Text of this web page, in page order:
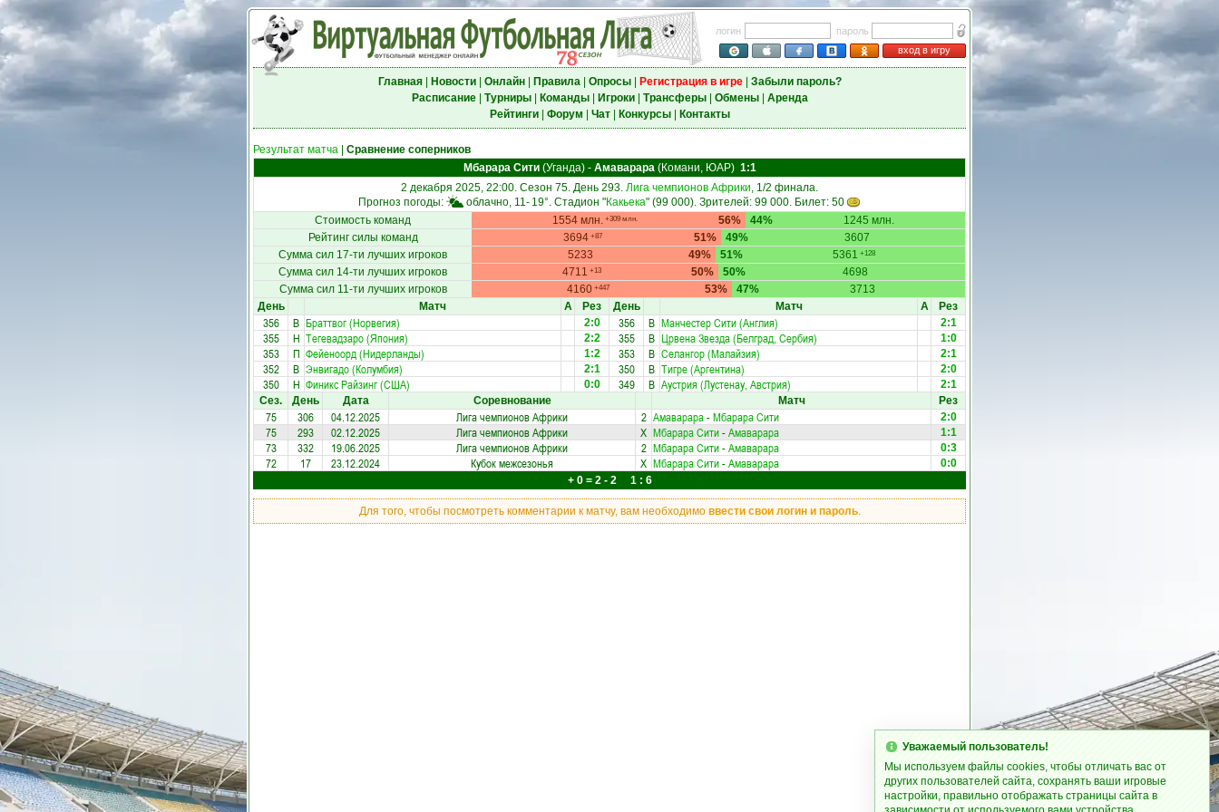
логин
пароль
вход в игру
Главная| Новости| Онлайн| Правила| Опросы| Регистрация в игре| Забыли пароль?
Расписание| Турниры| Команды| Игроки| Трансферы| Обмены| Аренда
Рейтинги| Форум Чат| Конкурсы| Контакты
Результат матча
Сравнение соперников
Мбарара Сити(Уганда)- Амаварара(Комани, ЮАР) 1:1
2 декабря 2025, 22:00. Сезон 75. День 293. Лига чемпионов Африки, 1/2 финала.
Прогноз погоды:
облачно, 11- 19°. Стадион "Какьека" (99 000). Зрителей: 99 000. Билет: 50
Стоимость команд
1554 млн. +309 млн. 56% 1245 млн.
44%
Рейтинг силы команд
3694 +87 51% 3607
49%
Сумма сил 17-ти лучших игроков
5233 49% 5361 +128
51%
Сумма сил 14-ти лучших игроков
4711 +13 50% 4698
50%
Сумма сил 11-ти лучших игроков
4160 +447 53% 3713
47%
День
Матч А Рез
356 В Браттвог (Норвегия) 2:0
355 Н Тегевадзаро (Япония) 2:2
353 П Фейеноорд (Нидерланды) 1:2
352 В Энвигадо (Колумбия) 2:1
350 Н Финикс Райзинг (США) 0:0
День Матч А Рез
356 В Манчестер Сити (Англия) 2:1
355 В Црвена Звезда (Белград, Сербия) 1:0
353 В Селангор (Малайзия) 2:1
350 В Тигре (Аргентина) 2:0
349 В Аустрия (Лустенау, Австрия)
2:1
Сез.
День Дата Соревнование Матч Рез
75 306 04.12.2025 Лига чемпионов Африки 2 Амаварара-Мбарара Сити 2:0
75 293 02.12.2025 Лига чемпионов Африки X Мбарара Сити-Амаварара 1:1
73 332 19.06.2025 Лига чемпионов Африки 2 Мбарара Сити-Амаварара 0:3
72 17 23.12.2024 Кубок межсезонья X Мбарара Сити-Амаварара
0:0
+ 0 = 2 - 2 1 : 6
Для того, чтобы посмотреть комментарии к матчу, вам необходимо ввести свои логин и пароль.
Уважаемый пользователь!
Мы используем файлы cookies, чтобы отличать вас от
других пользователей сайта, сохранять ваши игровые
настройки, правильно отображать страницы сайта в